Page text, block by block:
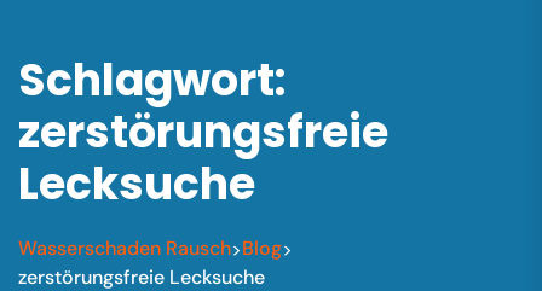
Schlagwort:
zerstörungsfreie
Lecksuche
Wasserschaden Rausch>Blog>
zerstörungsfreie Lecksuche